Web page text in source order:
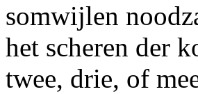
somwijlen
het scheren der
twee, drie, of